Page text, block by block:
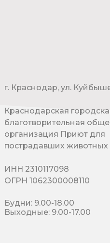
г. Краснодар, ул.
Краснодарская
благотворительная
организация Приют для
пострадавших животных
ИНН 2310117098
ОГРН 1062300008110
Будни: 9.00-18.00
Выходные: 9.00-17.00